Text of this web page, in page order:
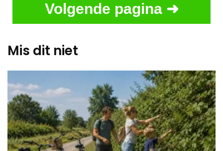
Volgende pagina ➜
Mis dit niet